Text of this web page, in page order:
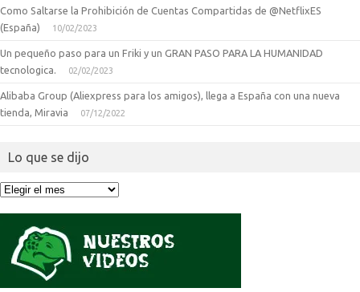
Como Saltarse la Prohibición de Cuentas Compartidas de @NetflixES
(España)
10/02/2023
Un pequeño paso para un Friki y un GRAN PASO PARA LA HUMANIDAD
tecnologica.
02/02/2023
Alibaba Group (Aliexpress para los amigos), llega a España con una nueva
tienda, Miravia
07/12/2022
Lo que se dijo
Lo